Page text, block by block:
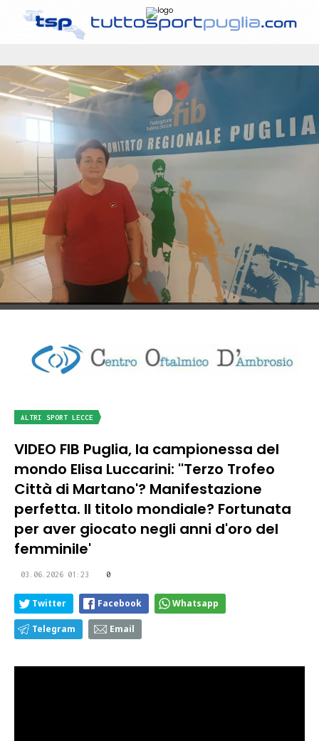
ALTRI SPORT LECCE
VIDEO FIB Puglia, la campionessa del
mondo Elisa Luccarini: ''Terzo Trofeo
Città di Martano'? Manifestazione
perfetta. Il titolo mondiale? Fortunata
per aver giocato negli anni d'oro del
femminile'
03.06.2026 01:23 0
Twitter Facebook Whatsapp
Telegram Email